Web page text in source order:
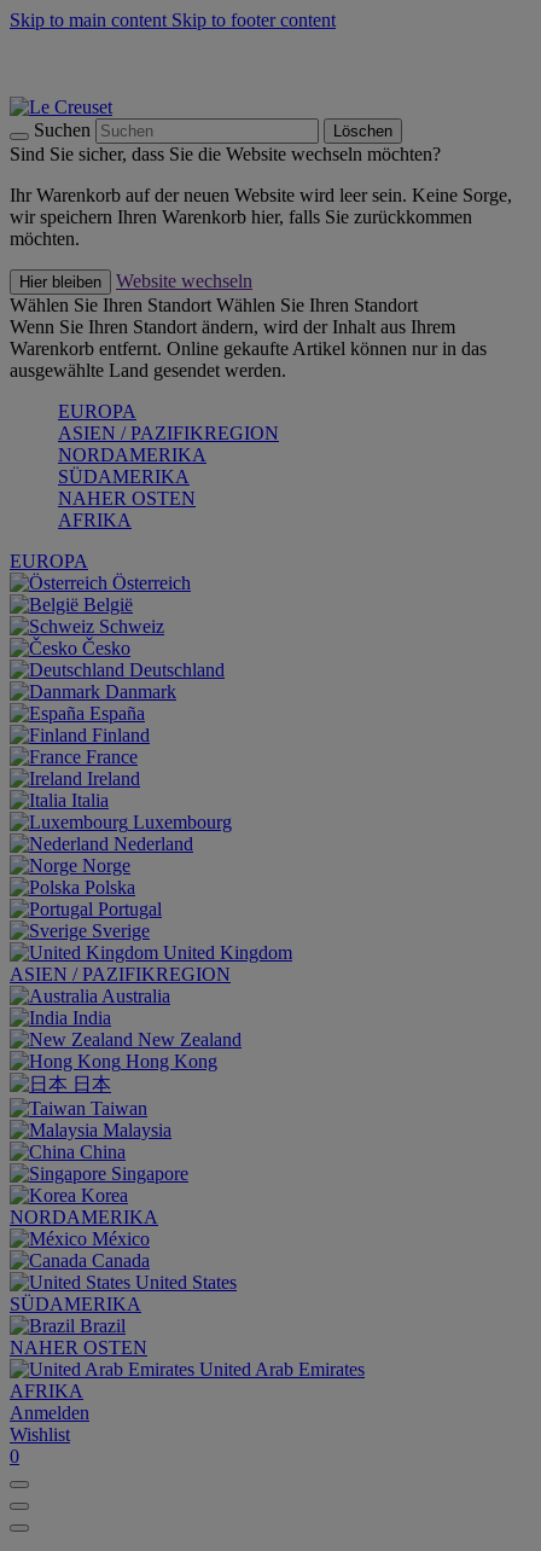
Skip to main content Skip to footer content
Suchen Löschen
Sind Sie sicher, dass Sie die Website wechseln möchten?
Ihr Warenkorb auf der neuen Website wird leer sein. Keine Sorge,
wir speichern Ihren Warenkorb hier, falls Sie zurückkommen
möchten.
Hier bleiben
Website wechseln
Wählen Sie Ihren Standort Wählen Sie Ihren Standort
Wenn Sie Ihren Standort ändern, wird der Inhalt aus Ihrem
Warenkorb entfernt. Online gekaufte Artikel können nur in das
ausgewählte Land gesendet werden.
EUROPA
ASIEN / PAZIFIKREGION
NORDAMERIKA
SÜDAMERIKA
NAHER OSTEN
AFRIKA
EUROPA
Österreich
België
Schweiz
Česko
Deutschland
Danmark
España
Finland
France
Ireland
Italia
Luxembourg
Nederland
Norge
Polska
Portugal
Sverige
United Kingdom
ASIEN / PAZIFIKREGION
Australia
India
New Zealand
Hong Kong
日本
Taiwan
Malaysia
China
Singapore
Korea
NORDAMERIKA
México
Canada
United States
SÜDAMERIKA
Brazil
NAHER OSTEN
United Arab Emirates
AFRIKA
Anmelden
Wishlist
0